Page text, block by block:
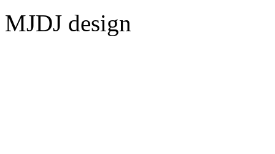
MJDJ design